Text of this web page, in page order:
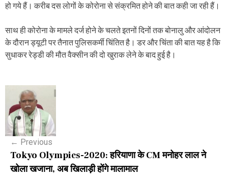
हो गये हैं। करीब दस लोगों के कोरोना से संक्रमित होने की बात कही जा रही हैं।
साथ ही कोरोना के मामले दर्ज होने के चलते इतनों दिनों तक बोनालु और आंदोलन
के दौरान ड्यूटी पर तैनात पुलिसकर्मी चिंतित है। डर और चिंता की बात यह है कि
सुधाकर रेड्डी की मौत वैक्सीन की दो खुराक लेने के बाद हुई है।
o
s
n
← Previous
Tokyo Olympics-2020: हरियाणा के CM मनोहर लाल ने
खोला खजाना, अब खिलाड़ी होंगे मालामाल